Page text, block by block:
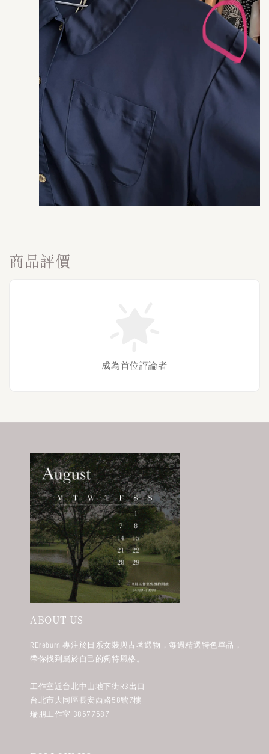
商品評價
成為首位評論者
ABOUT US
REreburn 專注於日系女裝與古著選物，每週精選特色單品，
帶你找到屬於自己的獨特風格。
工作室近台北中山地下街R3出口
台北市大同區長安西路58號7樓
瑞朋工作室 38577587